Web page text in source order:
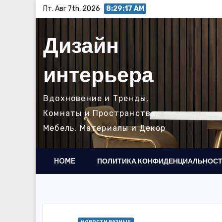
содержимому
Пт. Авг 7th, 2026 8:29:18 AM
Дизайн
интерьера
Вдохновение и Тренды,
Комнаты и Пространства,
Мебель, Материалы и Декор
HOME ПОЛИТИКА